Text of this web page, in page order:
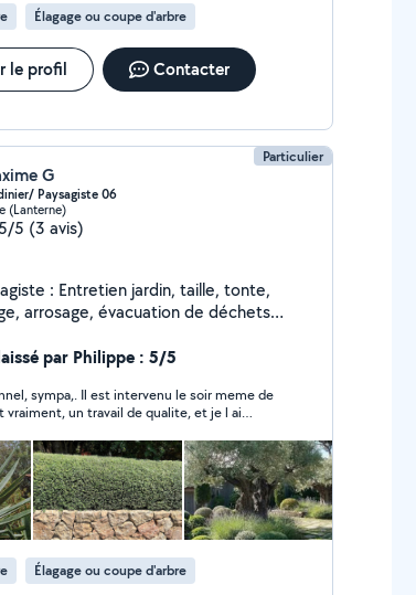
Élagage ou coupe d'arbre
le profil Contacter
Particulier
G
Paysagiste 06
(Lanterne)
5 (3 avis)
: Entretien jardin, taille, tonte,
arrosage, évacuation de déchets
par Philippe : 5/5
sympa,. Il est intervenu le soir meme de
vraiment, un travail de qualite, et je l ai
Élagage ou coupe d'arbre